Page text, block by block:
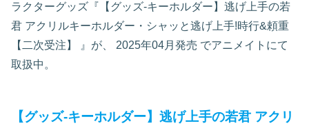
ラクターグッズ『【グッズ-キーホルダー】逃げ上手の若
君 アクリルキーホルダー・シャッと逃げ上手!時行&頼重
【二次受注】
』が、 2025年04月発売 でアニメイトにて
取扱中。
【グッズ-キーホルダー】逃げ上手の若君 アクリ